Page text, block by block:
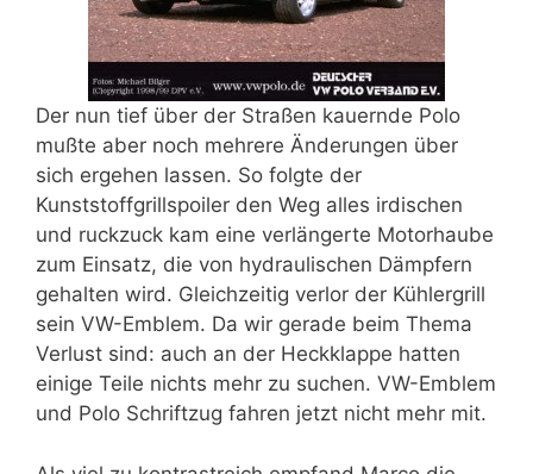
Der nun tief über der Straßen kauernde Polo
mußte aber noch mehrere Änderungen über
sich ergehen lassen. So folgte der
Kunststoffgrillspoiler den Weg alles irdischen
und ruckzuck kam eine verlängerte Motorhaube
zum Einsatz, die von hydraulischen Dämpfern
gehalten wird. Gleichzeitig verlor der Kühlergrill
sein VW-Emblem. Da wir gerade beim Thema
Verlust sind: auch an der Heckklappe hatten
einige Teile nichts mehr zu suchen. VW-Emblem
und Polo Schriftzug fahren jetzt nicht mehr mit.